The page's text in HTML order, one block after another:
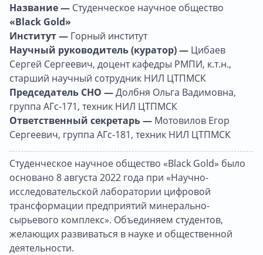
Название — Студенческое научное общество
«Black Gold»
Институт — Горный институт
Научный руководитель (куратор) — Цибаев
Сергей Сергеевич, доцент кафедры РМПИ, к.т.н.,
старший научный сотрудник НИЛ ЦТПМСК
Председатель СНО —Долбня Ольга Вадимовна,
группа АГс-171, техник НИЛ ЦТПМСК
Ответственный секретарь — Мотовилов Егор
Сергеевич, группа АГс-181, техник НИЛ ЦТПМСК
Студенческое научное общество «Black Gold» было
основано 8 августа 2022 года при «Научно-
исследовательской лаборатории цифровой
трансформации предприятий минерально-
сырьевого комплекс». Объединяем студентов,
желающих развиваться в науке и общественной
деятельности.